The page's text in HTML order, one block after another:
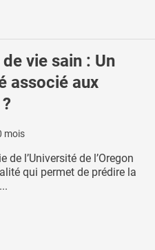
vie sain : Un
associé aux
mois
l’Université de l’Oregon
qui permet de prédire la